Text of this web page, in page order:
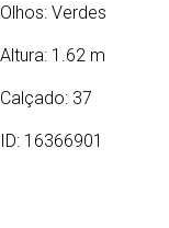
Olhos: Verdes
Altura: 1.62 m
Calçado: 37
ID: 16366901